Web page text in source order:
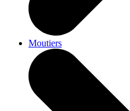
Moutiers